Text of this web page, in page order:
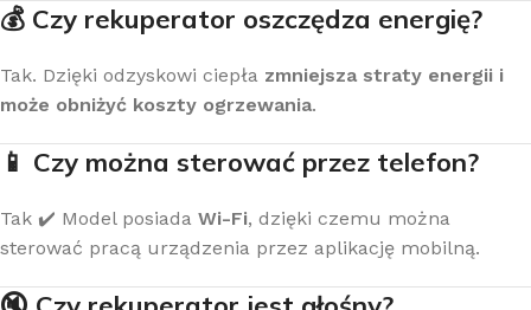
💰 Czy rekuperator oszczędza energię?
Tak. Dzięki odzyskowi ciepła zmniejsza straty energii i
może obniżyć koszty ogrzewania.
📱 Czy można sterować przez telefon?
Tak ✔️ Model posiada Wi-Fi, dzięki czemu można
sterować pracą urządzenia przez aplikację mobilną.